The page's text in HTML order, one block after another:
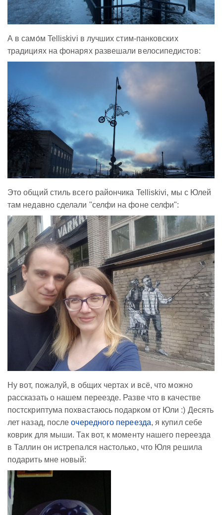
А в само́м Telliskivi в лучших стим-панковских
традициях на фонарях развешали велосипедистов:
Это общий стиль всего райончика Telliskivi, мы с Юлей
там недавно сделали "селфи на фоне селфи":
Ну вот, пожалуй, в общих чертах и всё, что можно
рассказать о нашем переезде. Разве что в качестве
постскриптума похвастаюсь подарком от Юли :) Десять
лет назад, послеочередного переезда, я купил себе
коврик для мыши. Так вот, к моменту нашего переезда
в Таллин он истрепался настолько, что Юля решила
подарить мне новый: